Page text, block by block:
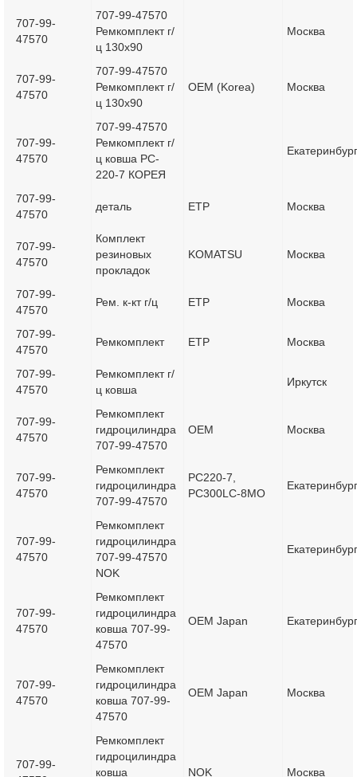
707-99-
47570
707-99-47570
Ремкомплект г/
ц 130x90
Москва
707-99-
47570
707-99-47570
Ремкомплект г/
ц 130x90
OEM (Korea) Москва
707-99-
47570
707-99-47570
Ремкомплект г/
ц ковша PC-
220-7 КОРЕЯ
Екатеринбург
707-99-
47570
деталь ETP Москва
707-99-
47570
Комплект
резиновых
прокладок
KOMATSU Москва
707-99-
47570
Рем. к-кт г/ц ETP Москва
707-99-
47570
Ремкомплект ETP Москва
707-99-
47570
Ремкомплект г/
ц ковша
Иркутск
707-99-
47570
Ремкомплект
гидроцилиндра
707-99-47570
OEM Москва
707-99-
47570
Ремкомплект
гидроцилиндра
707-99-47570
PC220-7,
PC300LC-8MO
Екатеринбург
707-99-
47570
Ремкомплект
гидроцилиндра
707-99-47570
NOK
Екатеринбург
707-99-
47570
Ремкомплект
гидроцилиндра
ковша 707-99-
47570
OEM Japan Екатеринбург
707-99-
47570
Ремкомплект
гидроцилиндра
ковша 707-99-
47570
OEM Japan Москва
707-99-
Ремкомплект
гидроцилиндра
ковша
NOK Москва